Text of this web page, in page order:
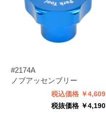
#2174A
ノブアッセンブリー
税込価格 ￥4,609
税抜価格 ￥4,190